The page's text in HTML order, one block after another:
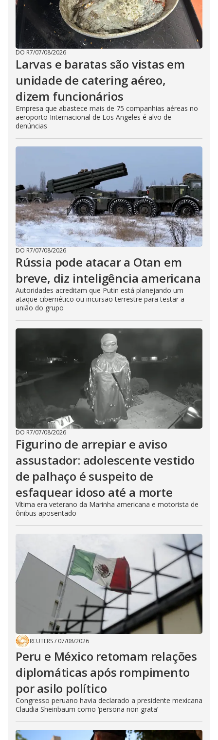
DO R7/07/08/2026
Larvas e baratas são vistas em
unidade de catering aéreo,
dizem funcionários
Empresa que abastece mais de 75 companhias aéreas no
aeroporto Internacional de Los Angeles é alvo de
denúncias
DO R7/07/08/2026
Rússia pode atacar a Otan em
breve, diz inteligência americana
Autoridades acreditam que Putin está planejando um
ataque cibernético ou incursão terrestre para testar a
união do grupo
DO R7/07/08/2026
Figurino de arrepiar e aviso
assustador: adolescente vestido
de palhaço é suspeito de
esfaquear idoso até a morte
Vítima era veterano da Marinha americana e motorista de
ônibus aposentado
REUTERS/ 07/08/2026
Peru e México retomam relações
diplomáticas após rompimento
por asilo político
Congresso peruano havia declarado a presidente mexicana
Claudia Sheinbaum como ‘persona non grata’